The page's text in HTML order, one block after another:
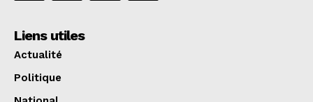
Liens utiles
Actualité
Politique